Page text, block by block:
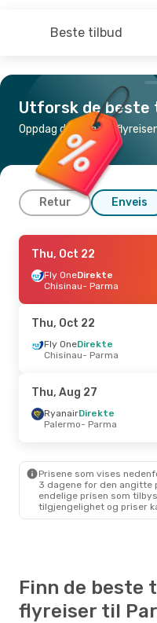
Beste tilbud
Utforsk de beste
Oppdag de billigste
Retur Enveis
Thu, Aug 27
Fly One1 Mellomlanding
Istanbul- Parma
Parma- Istanbul
Thu, Oct 22
Fly OneDirekte
Chisinau- Parma
Thu, Oct 22
Fly OneDirekte
Chisinau- Parma
Thu, Aug 27
RyanairDirekte
Palermo- Parma
Prisene som vises
3 dagene for den angitte
endelige prisen som
tilgjengelighet og priser
Finn de beste
flyreiser til